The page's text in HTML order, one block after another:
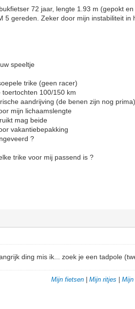
72 jaar, lengte 1.93 m (gepokt
5 gereden. Zeker door mijn instabiliteit
speeltje
trike (geen racer)
100/150 km
(de benen zijn nog prima)
lichaamslengte
beide
?
trike voor mij passend is ?
ding mis ik... zoek je een tadpole
Mijn fietsen| Mijn ritjes Mijn